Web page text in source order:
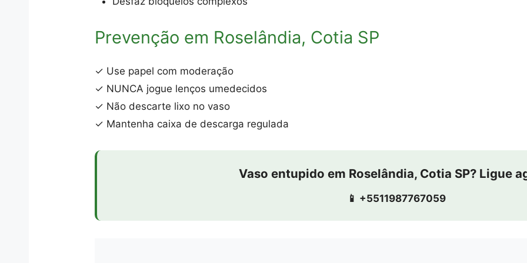
Prevenção em Roselândia, Cotia SP
✓ Use papel com moderação
✓ NUNCA jogue lenços umedecidos
✓ Não descarte lixo no vaso
✓ Mantenha caixa de descarga regulada
Vaso entupido em Roselândia, Cotia SP? Ligue
📱 +5511987767059